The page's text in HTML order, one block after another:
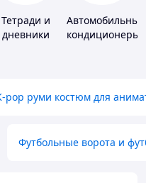
Тетради и
дневники
Автомобильные
кондиционеры
pop руми костюм для
Футбольные ворота и